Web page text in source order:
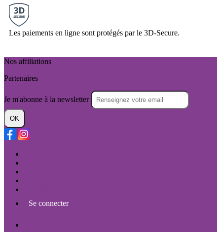
Les paiements en ligne sont protégés par le 3D-Secure.
Nos affiliations
Partenaires
Je m'abonne à la newsletter
OK
Se connecter